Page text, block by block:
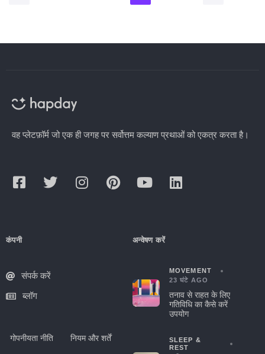
वह प्लेटफ़ॉर्म जो एक ही जगह पर सर्वोत्तम कल्याण प्रथाओं को एकत्र करता है।
कंपनी
संपर्क करें
ब्लॉग
गोपनीयता नीति नियम और शर्तें
अन्वेषण करें
MOVEMENT
23 घंटे AGO
तनाव से राहत के लिए
गतिविधि का कैसे करें
उपयोग
SLEEP &
REST